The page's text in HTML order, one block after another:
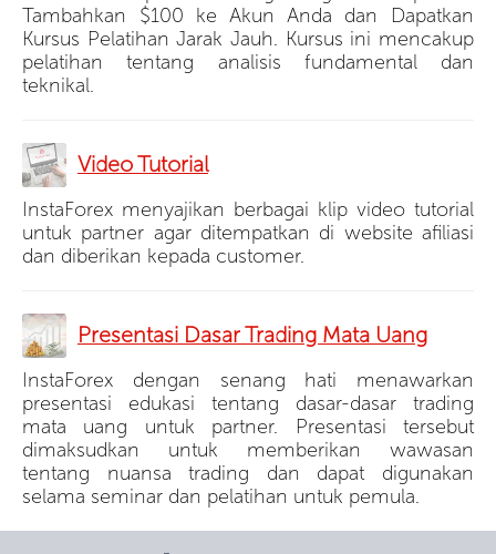
Tambahkan $100 ke Akun Anda dan Dapatkan
Kursus Pelatihan Jarak Jauh. Kursus ini mencakup
pelatihan tentang analisis fundamental dan
teknikal.
Video Tutorial
InstaForex menyajikan berbagai klip video tutorial
untuk partner agar ditempatkan di website afiliasi
dan diberikan kepada customer.
Presentasi Dasar Trading Mata Uang
InstaForex dengan senang hati menawarkan
presentasi edukasi tentang dasar-dasar trading
mata uang untuk partner. Presentasi tersebut
dimaksudkan untuk memberikan wawasan
tentang nuansa trading dan dapat digunakan
selama seminar dan pelatihan untuk pemula.